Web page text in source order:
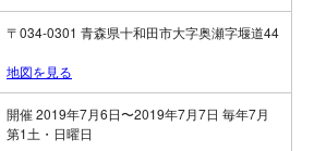
〒034-0301 青森県十和田市大字奥瀬字堰道44
地図を見る
開催 2019年7月6日〜2019年7月7日 毎年7月
第1土・日曜日